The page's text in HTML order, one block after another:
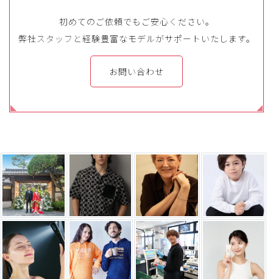
初めてのご依頼でもご安心ください。
弊社スタッフと経験豊富なモデルがサポートいたします。
お問い合わせ